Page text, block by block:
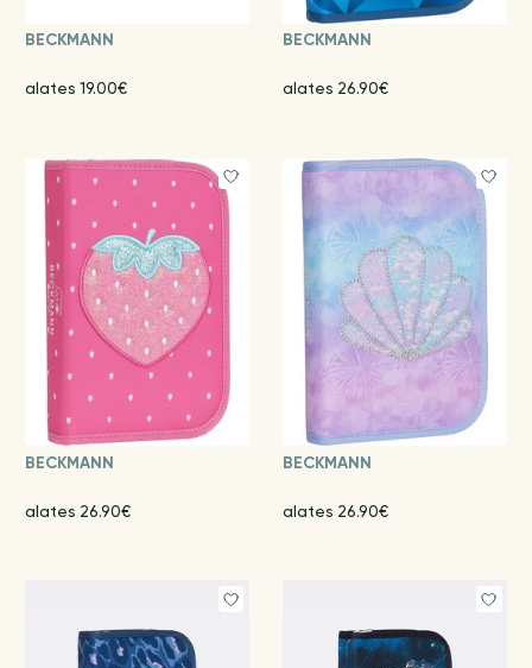
BECKMANN
alates 19.00€
BECKMANN
alates 26.90€
BECKMANN
alates 26.90€
BECKMANN
alates 26.90€